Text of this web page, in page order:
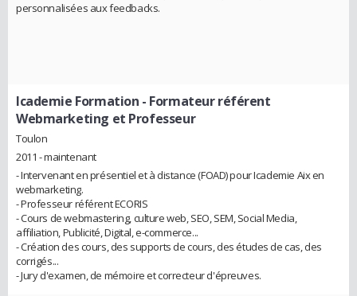
personnalisées aux feedbacks.
Icademie Formation - Formateur référent
Webmarketing et Professeur
Toulon
2011 - maintenant
- Intervenant en présentiel et à distance (FOAD) pour Icademie Aix en
webmarketing.
- Professeur référent ECORIS
- Cours de webmastering, culture web, SEO, SEM, Social Media,
affiliation, Publicité, Digital, e-commerce...
- Création des cours, des supports de cours, des études de cas, des
corrigés...
- Jury d'examen, de mémoire et correcteur d'épreuves.